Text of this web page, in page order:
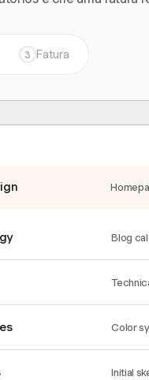
3 Fatura
Blog
Color
Initial